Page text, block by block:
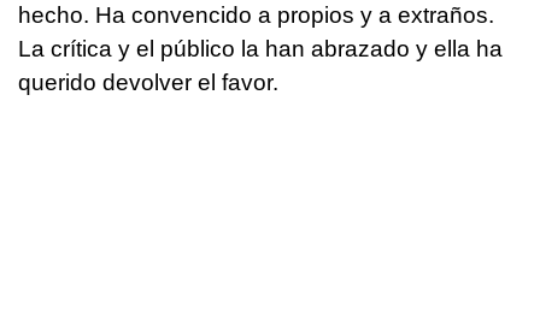
hecho. Ha convencido a propios y a extraños.
La crítica y el público la han abrazado y ella ha
querido devolver el favor.